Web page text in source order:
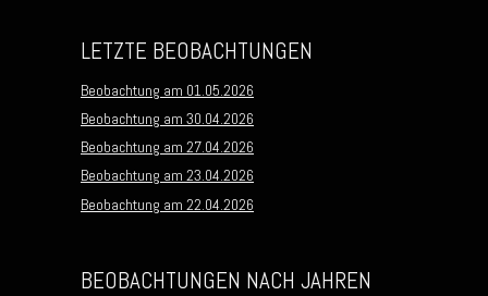
LETZTE BEOBACHTUNGEN
Beobachtung am 01.05.2026
Beobachtung am 30.04.2026
Beobachtung am 27.04.2026
Beobachtung am 23.04.2026
Beobachtung am 22.04.2026
BEOBACHTUNGEN NACH JAHREN